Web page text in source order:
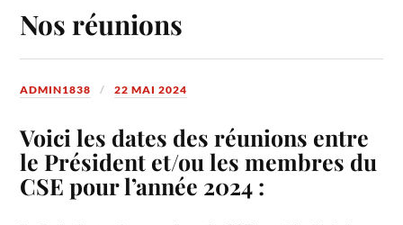
Nos réunions
ADMIN1838 22 MAI 2024
Voici les dates des réunions entre
le Président et/ou les membres du
CSE pour l’année 2024 :